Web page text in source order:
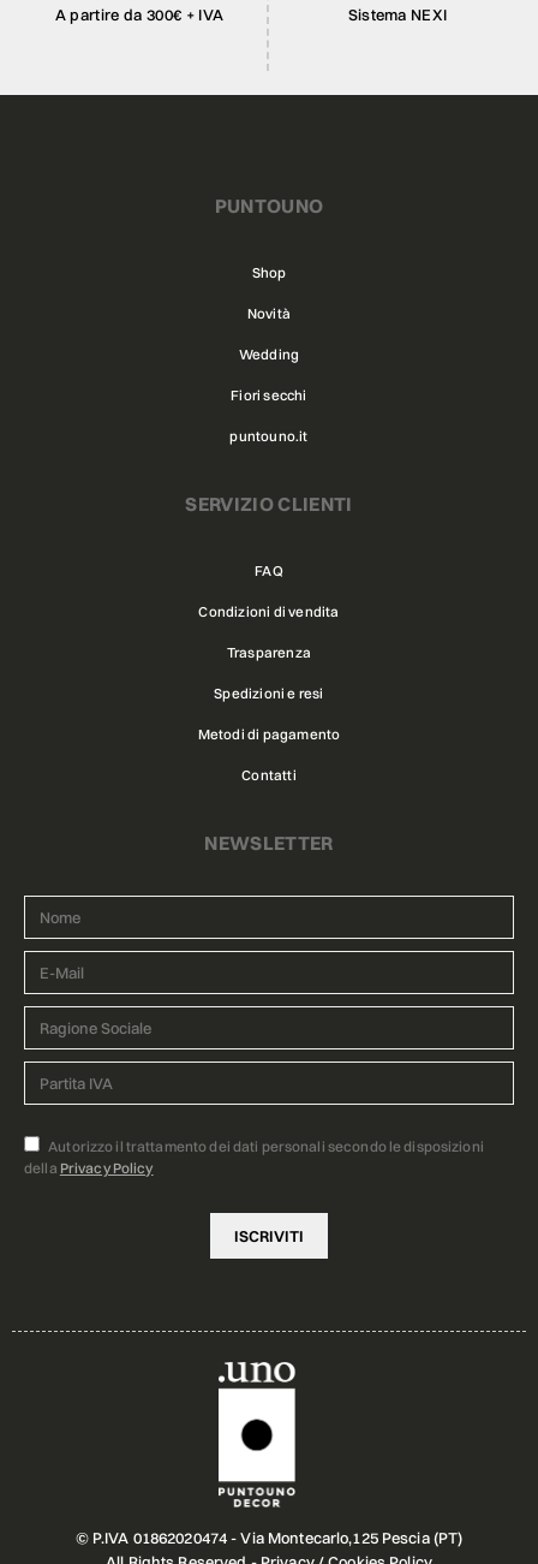
A partire da 300€ + IVA
Sistema NEXI
PUNTOUNO
Shop
Novità
Wedding
Fiori secchi
puntouno.it
SERVIZIO CLIENTI
FAQ
Condizioni di vendita
Trasparenza
Spedizioni e resi
Metodi di pagamento
Contatti
NEWSLETTER
Autorizzo il trattamento dei dati personali secondo le disposizioni
della Privacy Policy
© P.IVA 01862020474 - Via Montecarlo,125 Pescia (PT)